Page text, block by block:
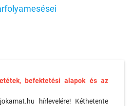
befektetési alapok és az
hírlevelére! Kéthetente